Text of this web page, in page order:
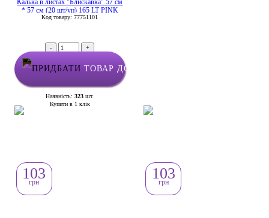
Калька в листах "Блискавка" 57 см
* 57 см (20 шт/уп) 165 LT PINK
Код товару: 77751101
- +
ТОВАР ДОДАНО У КОШИК
Наявність:323 шт.
Купити в 1 клік
103
грн 103
грн